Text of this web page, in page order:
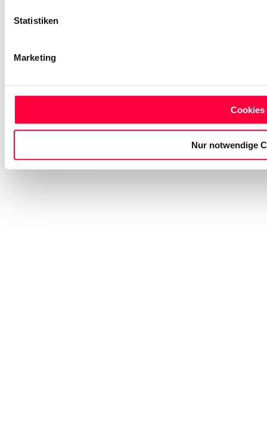
Statistiken
Marketing
Cookies
Nur notwendige